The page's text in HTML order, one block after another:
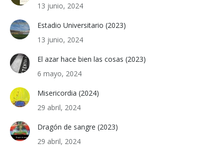
13 junio, 2024
Estadio Universitario (2023)
13 junio, 2024
El azar hace bien las cosas (2023)
6 mayo, 2024
Misericordia (2024)
29 abril, 2024
Dragón de sangre (2023)
29 abril, 2024